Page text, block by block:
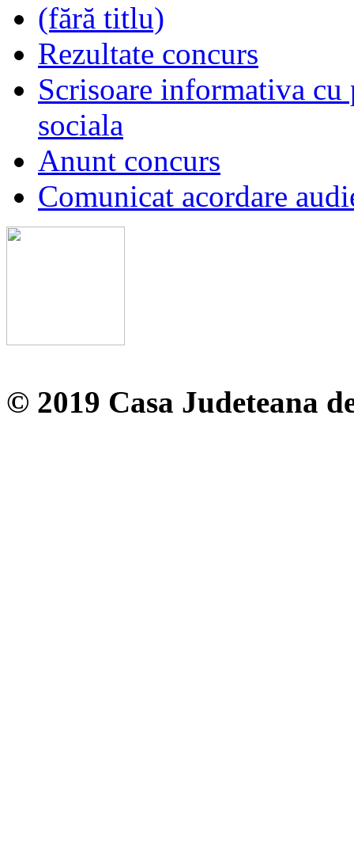
(fără titlu)
Rezultate concurs
Scrisoare informativa
sociala
Anunt concurs
Comunicat acordare
© 2019 Casa Judeteana